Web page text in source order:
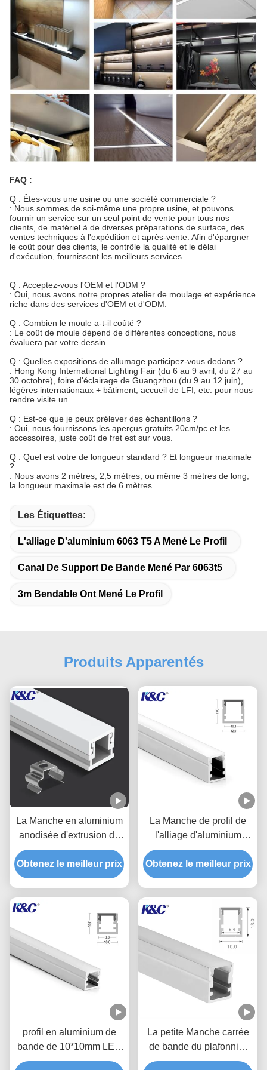
FAQ :
Q : Êtes-vous une usine ou une société commerciale ?
: Nous sommes de soi-même une propre usine, et pouvons
fournir un service sur un seul point de vente pour tous nos
clients, de matériel à de diverses préparations de surface, des
ventes techniques à l'expédition et après-vente. Afin d'épargner
le coût pour des clients, le contrôle la qualité et le délai
d'exécution, fournissent les meilleurs services.
Q : Acceptez-vous l'OEM et l'ODM ?
: Oui, nous avons notre propres atelier de moulage et expérience
riche dans des services d'OEM et d'ODM.
Q : Combien le moule a-t-il coûté ?
: Le coût de moule dépend de différentes conceptions, nous
évaluera par votre dessin.
Q : Quelles expositions de allumage participez-vous dedans ?
: Hong Kong International Lighting Fair (du 6 au 9 avril, du 27 au
30 octobre), foire d'éclairage de Guangzhou (du 9 au 12 juin),
légères internationaux + bâtiment, accueil de LFI, etc. pour nous
rendre visite un.
Q : Est-ce que je peux prélever des échantillons ?
: Oui, nous fournissons les aperçus gratuits 20cm/pc et les
accessoires, juste coût de fret est sur vous.
Q : Quel est votre de longueur standard ? Et longueur maximale
?
: Nous avons 2 mètres, 2,5 mètres, ou même 3 mètres de long,
la longueur maximale est de 6 mètres.
Les Étiquettes:
L'alliage D'aluminium 6063 T5 A Mené Le Profil
Canal De Support De Bande Mené Par 6063t5
3m Bendable Ont Mené Le Profil
Produits Apparentés
La Manche en aluminium
anodisée d'extrusion de
profil de petite bande de
LED
Obtenez le meilleur prix
La Manche de profil de
l'alliage d'aluminium
6063 T5 LED avec la
couverture de diffuseur de
PC
Obtenez le meilleur prix
profil en aluminium de
bande de 10*10mm LED
avec la couverture de
La petite Manche carrée
de bande du plafonnier
10*13mm LED avec le